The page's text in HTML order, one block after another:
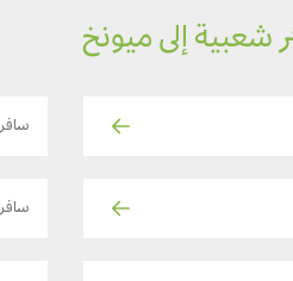
شعبية إلى ميونخ